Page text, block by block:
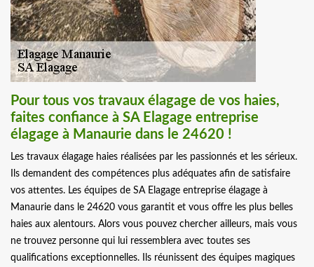
Pour tous vos travaux élagage de vos haies,
faites confiance à SA Elagage entreprise
élagage à Manaurie dans le 24620 !
Les travaux élagage haies réalisées par les passionnés et les sérieux.
Ils demandent des compétences plus adéquates afin de satisfaire
vos attentes. Les équipes de SA Elagage entreprise élagage à
Manaurie dans le 24620 vous garantit et vous offre les plus belles
haies aux alentours. Alors vous pouvez chercher ailleurs, mais vous
ne trouvez personne qui lui ressemblera avec toutes ses
qualifications exceptionnelles. Ils réunissent des équipes magiques